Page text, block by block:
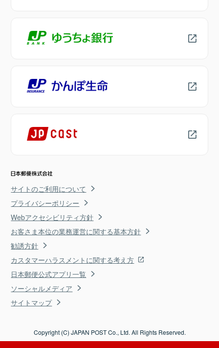
サイトのご利用について
プライバシーポリシー
Webアクセシビリティ方針
お客さま本位の業務運営に関する基本方針
勧誘方針
カスタマーハラスメントに関する考え方
日本郵便公式アプリ一覧
ソーシャルメディア
サイトマップ
Copyright (C) JAPAN POST Co., Ltd. All Rights Reserved.